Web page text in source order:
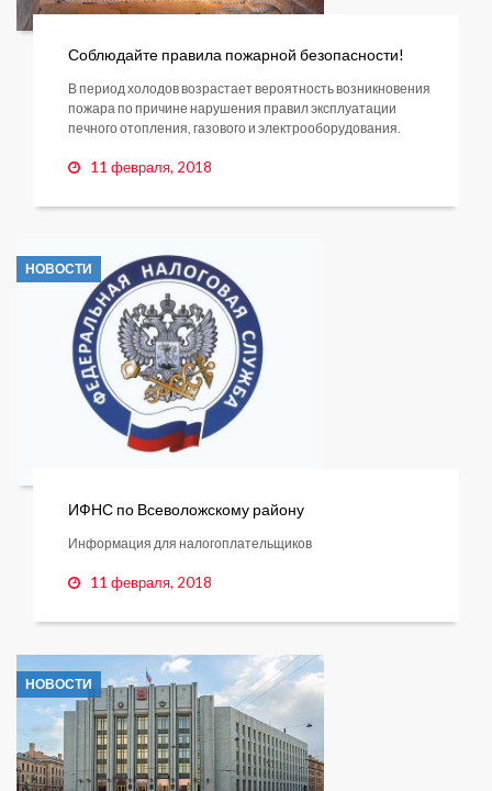
Соблюдайте правила пожарной безопасности!
В период холодов возрастает вероятность возникновения
пожара по причине нарушения правил эксплуатации
печного отопления, газового и электрооборудования.
11 февраля, 2018
НОВОСТИ
ИФНС по Всеволожскому району
Информация для налогоплательщиков
11 февраля, 2018
НОВОСТИ